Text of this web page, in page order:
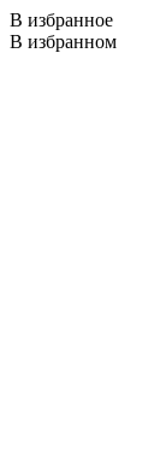
В избранное
В избранном